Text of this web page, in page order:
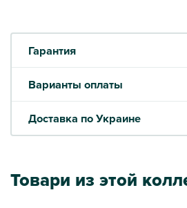
Гарантия
Варианты оплаты
Доставка по Украине
Товари из этой